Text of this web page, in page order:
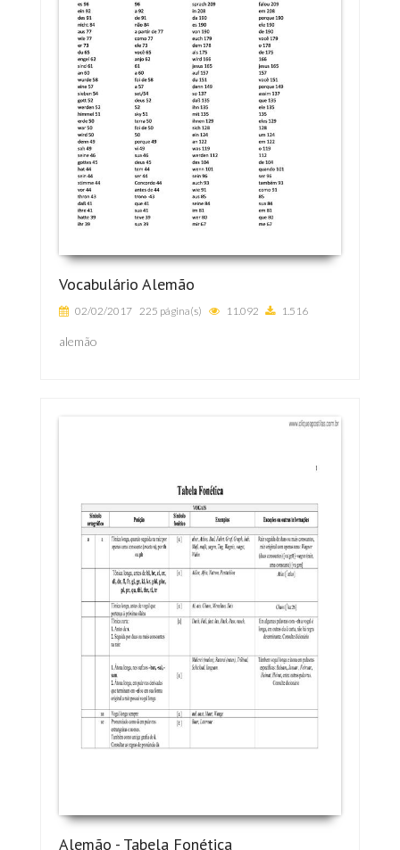
Vocabulário Alemão
02/02/2017 225 página(s) 11.092 1.516
alemão
Alemão - Tabela Fonética